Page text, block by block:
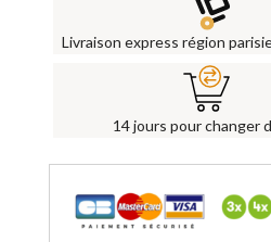
Livraison express région
14 jours pour changer